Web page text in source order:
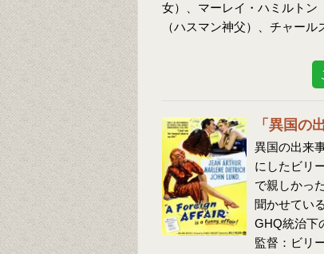
女）、マーレイ・ハミルトン
（ハスマン神父）、チャー
「異国の
異国の出来
にしたビリ
で親しかっ
聞かせてい
GHQ統治下
監督：ビリ